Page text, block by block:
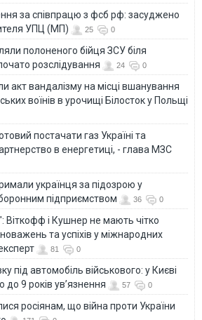
за співпрацю з фсб рф: засуджено
УПЦ (МП)
25 0
полоненого бійця ЗСУ біля
розслідування
24 0
акт вандалізму на місці вшанування
воїнів в урочищі Білосток у Польщі
постачати газ Україні та
в енергетиці, - глава МЗС
українця за підозрою у
підприємством
36 0
Віткофф і Кушнер не мають чітко
та успіхів у міжнародних
81 0
під автомобіль військового: у Києві
до 9 років ув’язнення
57 0
росіянам, що війна проти України